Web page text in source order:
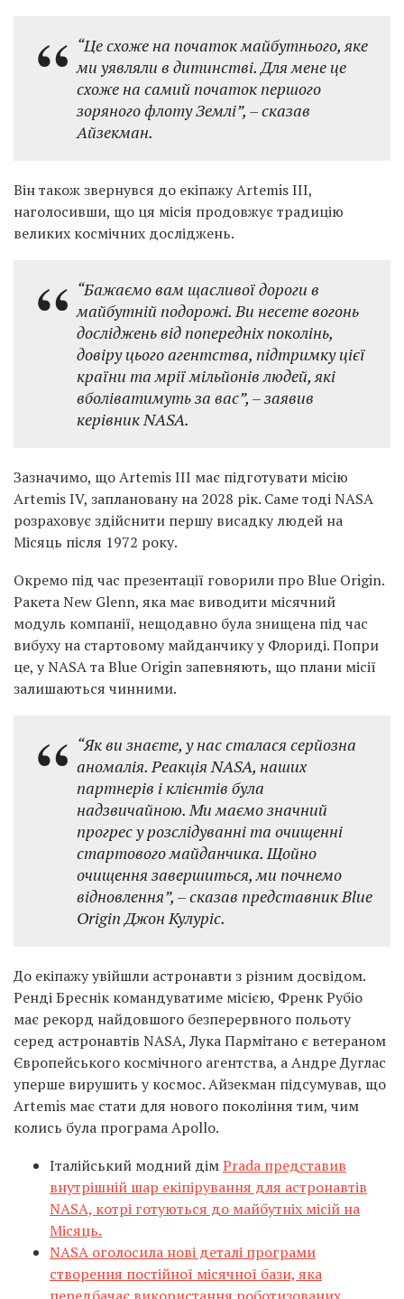
“Це схоже на початок майбутнього, яке
ми уявляли в дитинстві. Для мене це
схоже на самий початок першого
зоряного флоту Землі”, – сказав
Айзекман.
Він також звернувся до екіпажу Artemis III,
наголосивши, що ця місія продовжує традицію
великих космічних досліджень.
“Бажаємо вам щасливої дороги в
майбутній подорожі. Ви несете вогонь
досліджень від попередніх поколінь,
довіру цього агентства, підтримку цієї
країни та мрії мільйонів людей, які
вболіватимуть за вас”, – заявив
керівник NASA.
Зазначимо, що Artemis III має підготувати місію
Artemis IV, заплановану на 2028 рік. Саме тоді NASA
розраховує здійснити першу висадку людей на
Місяць після 1972 року.
Окремо під час презентації говорили про Blue Origin.
Ракета New Glenn, яка має виводити місячний
модуль компанії, нещодавно була знищена під час
вибуху на стартовому майданчику у Флориді. Попри
це, у NASA та Blue Origin запевняють, що плани місії
залишаються чинними.
“Як ви знаєте, у нас сталася серйозна
аномалія. Реакція NASA, наших
партнерів і клієнтів була
надзвичайною. Ми маємо значний
прогрес у розслідуванні та очищенні
стартового майданчика. Щойно
очищення завершиться, ми почнемо
відновлення”, –сказав представник Blue
Origin Джон Кулуріс.
До екіпажу увійшли астронавти з різним досвідом.
Ренді Бреснік командуватиме місією, Френк Рубіо
має рекорд найдовшого безперервного польоту
серед астронавтів NASA, Лука Пармітано є ветераном
Європейського космічного агентства, а Андре Дуглас
уперше вирушить у космос. Айзекман підсумував, що
Artemis має стати для нового покоління тим, чим
колись була програма Apollo.
Італійський модний дімPrada представив
внутрішній шар екіпірування для астронавтів
NASA, котрі готуються до майбутніх місій на
Місяць.
NASA оголосила нові деталі програми
створення постійної місячної бази, яка